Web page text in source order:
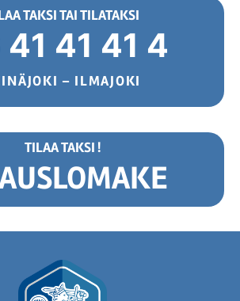
TAKSI TAI TILATAKSI
41 41 4
– ILMAJOKI
TILAA TAKSI !